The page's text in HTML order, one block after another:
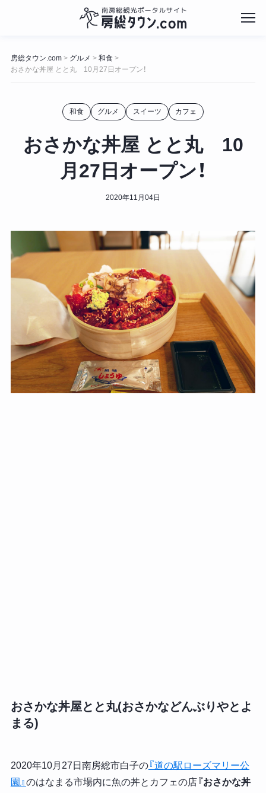
ン
テ
房総タウン.com> グルメ > 和食>
おさかな丼屋 とと丸 10月27日オープン！
和食 グルメ スイーツ カフェ
おさかな丼屋 とと丸 10
月27日オープン！
2020年11月04日
おさかな丼屋とと丸(おさかなどんぶりやとよ
まる)
2020年10月27日南房総市白子の『道の駅ローズマリー公
園』のはなまる市場内に魚の丼とカフェの店『おさかな丼